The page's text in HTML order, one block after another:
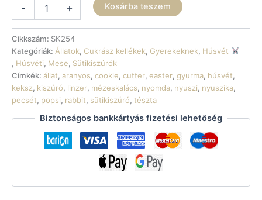
-
hátulról
mennyiség
+ Kosárba teszem
Cikkszám: SK254
Kategóriák: Állatok, Cukrász kellékek, Gyerekeknek, Húsvét
, Húsvéti, Mese, Sütikiszúrók
Címkék: állat, aranyos, cookie, cutter, easter, gyurma, húsvét,
keksz, kiszúró, linzer, mézeskalács, nyomda, nyuszi, nyuszika,
pecsét, popsi, rabbit, sütikiszúró, tészta
Biztonságos bankkártyás fizetési lehetőség